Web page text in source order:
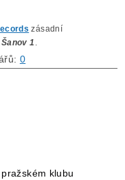
zásadní
Šanov 1 .
0
klubu